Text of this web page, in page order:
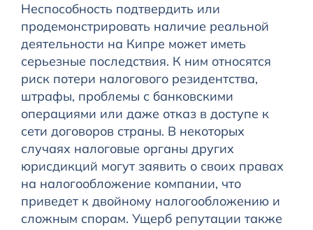
Неспособность подтвердить или
продемонстрировать наличие реальной
деятельности на Кипре может иметь
серьезные последствия. К ним относятся
риск потери налогового резидентства,
штрафы, проблемы с банковскими
операциями или даже отказ в доступе к
сети договоров страны. В некоторых
случаях налоговые органы других
юрисдикций могут заявить о своих правах
на налогообложение компании, что
приведет к двойному налогообложению и
сложным спорам. Ущерб репутации также